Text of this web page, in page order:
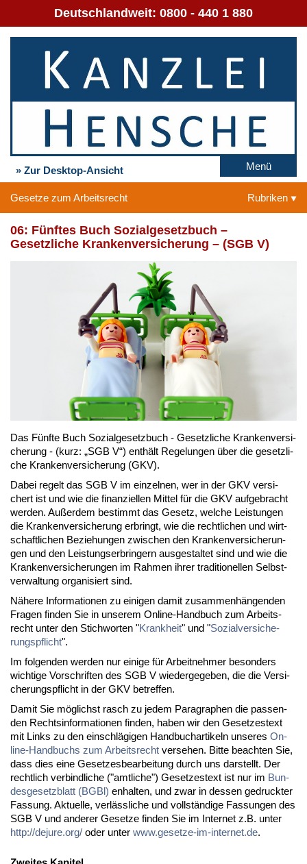
Deutschlandweit: 0800 - 440 1 880
» Zur Desktop-Ansicht Menü
Gesetze zum Arbeitsrecht Rubriken
06: Fünftes Buch Sozialgesetzbuch –
Gesetzliche Krankenversicherung – (SGB V)
Das Fünf­te Buch So­zi­al­ge­setz­buch - Ge­setz­li­che Kran­ken­ver­si­
che­rung - (kurz: „SGB V“) ent­hält Re­ge­lun­gen über die ge­setz­li­
che Kran­ken­ver­si­che­rung (GKV).
Da­bei re­gelt das SGB V im ein­zel­nen, wer in der GKV ver­si­
chert ist und wie die fi­nan­zi­el­len Mit­tel für die GKV auf­ge­bracht
wer­den. Au­ßer­dem be­stimmt das Ge­setz, wel­che Leis­tun­gen
die Kran­ken­ver­si­che­rung er­bringt, wie die recht­li­chen und wirt­
schaft­li­chen Be­zie­hun­gen zwi­schen den Kran­ken­ver­si­che­run­
gen und den Leis­tungs­er­brin­gern aus­ge­stal­tet sind und wie die
Kran­ken­ver­si­che­run­gen im Rah­men ih­rer tra­di­tio­nel­len Selbst­
ver­wal­tung or­ga­ni­siert sind.
Nä­he­re In­for­ma­tio­nen zu ei­ni­gen da­mit zu­sam­men­hän­gen­den
Fra­gen fin­den Sie in un­se­rem On­line-Hand­buch zum Ar­beits­
recht un­ter den Stich­wor­ten "Krank­heit" und "So­zi­al­ver­si­che­
rungs­pflicht".
Im fol­gen­den wer­den nur ei­ni­ge für Ar­beit­neh­mer be­son­ders
wich­ti­ge Vor­schrif­ten des SGB V wie­der­ge­ge­ben, die die Ver­si­
che­rungs­pflicht in der GKV be­tref­fen.
Da­mit Sie mög­lichst rasch zu je­dem Pa­ra­gra­phen die pas­sen­
den Rechts­in­for­ma­tio­nen fin­den, ha­ben wir den Ge­set­zes­text
mit Links zu den ein­schlä­gi­gen Hand­buch­ar­ti­keln un­se­res On­
line-Hand­buchs zum Ar­beits­recht ver­se­hen. Bit­te be­ach­ten Sie,
dass dies ei­ne Ge­set­zes­be­ar­bei­tung durch uns dar­stellt. Der
recht­lich ver­bind­li­che ("amt­li­che") Ge­set­zes­text ist nur im Bun­
des­ge­setz­blatt (BGBl) en­hal­ten, und zwar in des­sen ge­druck­ter
Fas­sung. Ak­tu­el­le, ver­läss­li­che und voll­stän­di­ge Fas­sun­gen des
SGB V und an­de­rer Ge­set­ze fin­den Sie im In­ter­net z.B. un­ter
http://de­ju­re.org/ oder un­ter www.ge­set­ze-im-in­ter­net.de.